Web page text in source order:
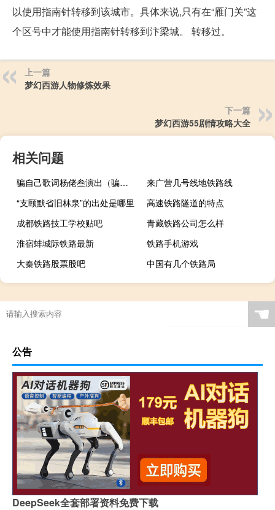
以使用指南针转移到该城市。具体来说,只有在“雁门关”这
个区号中才能使用指南针转移到汴梁城。 转移过。
上一篇
梦幻西游人物修炼效果
下一篇
梦幻西游55剧情攻略大全
相关问题
骗自己歌词杨佬叁演出（骗自己歌词）
来广营几号线地铁路线
“支颐默省旧林泉”的出处是哪里
高速铁路隧道的特点
成都铁路技工学校贴吧
青藏铁路公司怎么样
淮宿蚌城际铁路最新
铁路手机游戏
大秦铁路股票股吧
中国有几个铁路局
☚
公告
DeepSeek全套部署资料免费下载